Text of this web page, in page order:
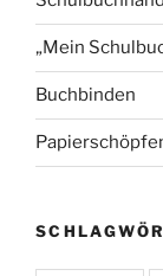
„Mein
Buchbinden